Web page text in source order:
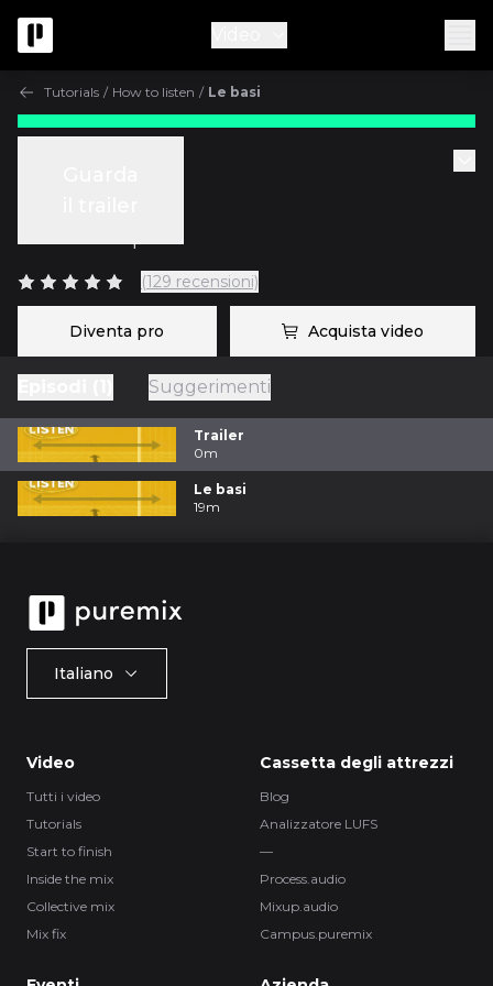
Tutorials / How to listen / Le basi
(129 recensioni)
Diventa pro Acquista video
Suggerimenti
Trailer
0m
Le basi
19m
Italiano
Video
Tutti i video
Tutorials
Start to finish
Inside the mix
Collective mix
Mix fix
Cassetta degli attrezzi
Blog
Analizzatore LUFS
—
Process.audio
Mixup.audio
Campus.puremix